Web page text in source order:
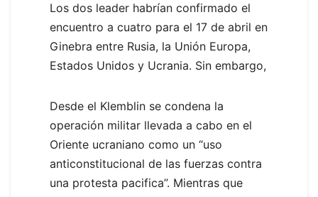
Los dos leader habrían confirmado el
encuentro a cuatro para el 17 de abril en
Ginebra entre Rusia, la Unión Europa,
Estados Unidos y Ucrania. Sin embargo,
Desde el Klemblin se condena la
operación militar llevada a cabo en el
Oriente ucraniano como un “uso
anticonstitucional de las fuerzas contra
una protesta pacifica”. Mientras que